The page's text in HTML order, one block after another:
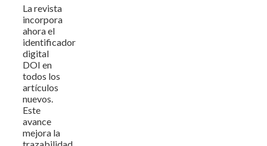
La revista
incorpora
ahora el
identificador
digital
DOI en
todos los
artículos
nuevos.
Este
avance
mejora la